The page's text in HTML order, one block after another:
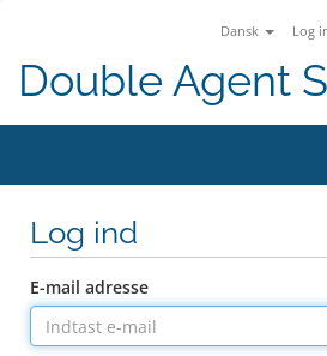
Dansk Log
Double Agent
Log ind
E-mail adresse